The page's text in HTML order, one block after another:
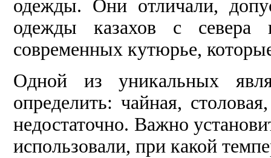
одежды. Они отличали,
одежды казахов с
современных кутюрье,
Одной из уникальных
определить: чайная,
недостаточно. Важно
использовали, при какой